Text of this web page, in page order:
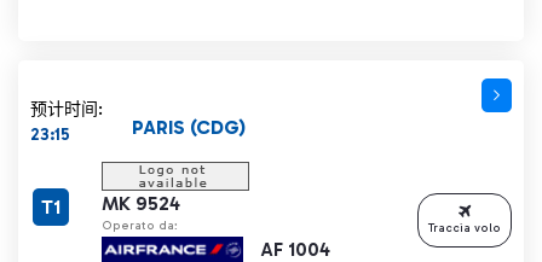
预计时间:
23:15
MK 9524
Operato da:
AF 1004
PARIS (CDG)
T1
Traccia volo